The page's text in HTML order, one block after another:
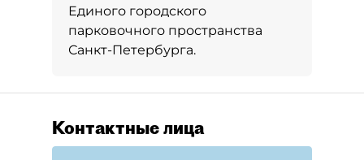
Единого городского
парковочного пространства
Санкт-Петербурга.
Контактные лица